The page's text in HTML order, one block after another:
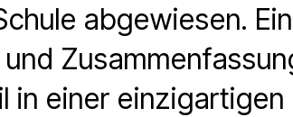
abgewiesen.
in einer